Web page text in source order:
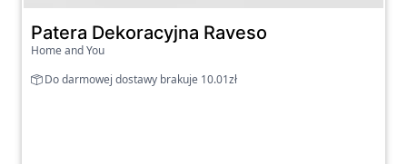
Patera Dekoracyjna Raveso
Home and You
Do darmowej dostawy brakuje 10.01zł